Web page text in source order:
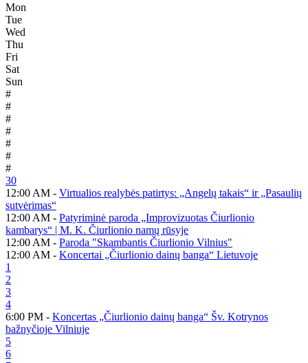
Mon
Tue
Wed
Thu
Fri
Sat
Sun
#
#
#
#
#
#
#
30
12:00 AM - Virtualios realybės patirtys: „Angelų takais“ ir „Pasaulių
sutvėrimas“
12:00 AM - Patyriminė paroda „Improvizuotas Čiurlionio
kambarys“ | M. K. Čiurlionio namų rūsyje
12:00 AM - Paroda "Skambantis Čiurlionio Vilnius"
12:00 AM - Koncertai „Čiurlionio dainų banga“ Lietuvoje
1
2
3
4
6:00 PM - Koncertas „Čiurlionio dainų banga“ Šv. Kotrynos
bažnyčioje Vilniuje
5
6